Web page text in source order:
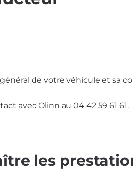
de votre véhicule et sa
avec Olinn au 04 42 59 61 61.
les